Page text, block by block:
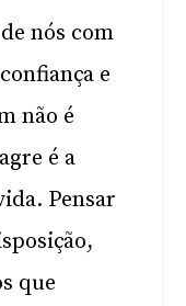
nós com
e
não é
é a
Pensar
que